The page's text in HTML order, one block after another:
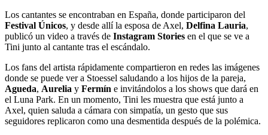
Los cantantes se encontraban en España, donde participaron del
Festival Únicos, y desde allí la esposa de Axel, Delfina Lauria,
publicó un video a través de Instagram Stories en el que se ve a
Tini junto al cantante tras el escándalo.
Los fans del artista rápidamente compartieron en redes las imágenes
donde se puede ver a Stoessel saludando a los hijos de la pareja,
Agueda, Aurelia y Fermín e invitándolos a los shows que dará en
el Luna Park. En un momento, Tini les muestra que está junto a
Axel, quien saluda a cámara con simpatía, un gesto que sus
seguidores replicaron como una desmentida después de la polémica.